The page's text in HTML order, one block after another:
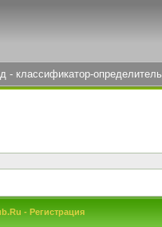
- классификатор-определитель
- Регистрация